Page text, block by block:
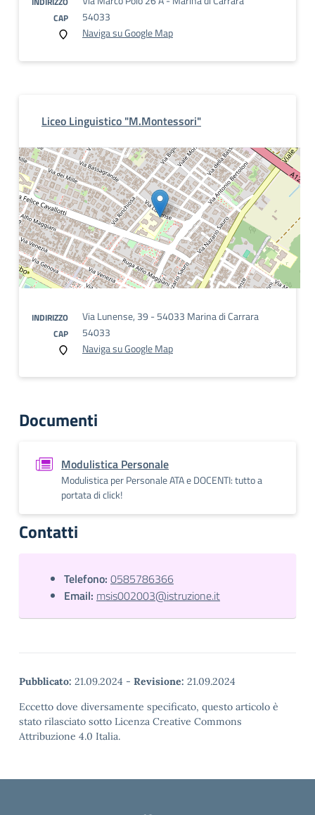
CAP
54033
Naviga su Google Map
Liceo Linguistico "M.Montessori"
INDIRIZZO Via Lunense, 39 - 54033 Marina di Carrara
CAP
54033
Naviga su Google Map
Documenti
Modulistica Personale
Modulistica per Personale ATA e DOCENTI: tutto a
portata di click!
Contatti
Telefono: 0585786366
Email: msis002003@istruzione.it
Pubblicato: 21.09.2024 - Revisione: 21.09.2024
Eccetto dove diversamente specificato, questo articolo è
stato rilasciato sotto Licenza Creative Commons
Attribuzione 4.0 Italia.